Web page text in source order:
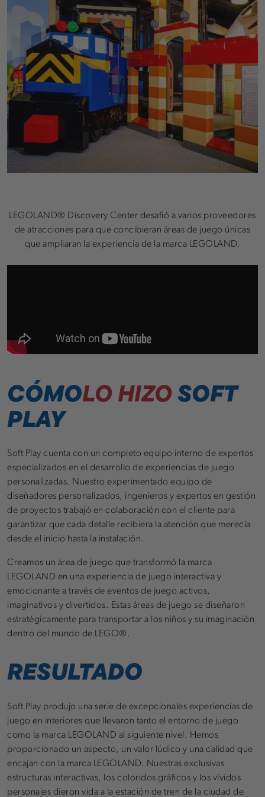
LEGOLAND® Discovery Center desafió a varios proveedores
de atracciones para que concibieran áreas de juego únicas
que ampliaran la experiencia de la marca LEGOLAND.
CÓMOLO HIZOSOFT
PLAY
Soft Play cuenta con un completo equipo interno de expertos
especializados en el desarrollo de experiencias de juego
personalizadas. Nuestro experimentado equipo de
diseñadores personalizados, ingenieros y expertos en gestión
de proyectos trabajó en colaboración con el cliente para
garantizar que cada detalle recibiera la atención que merecía
desde el inicio hasta la instalación.
Creamos un área de juego que transformó la marca
LEGOLAND en una experiencia de juego interactiva y
emocionante a través de eventos de juego activos,
imaginativos y divertidos. Estas áreas de juego se diseñaron
estratégicamente para transportar a los niños y su imaginación
dentro del mundo de LEGO®.
RESULTADO
Soft Play produjo una serie de excepcionales experiencias de
juego en interiores que llevaron tanto el entorno de juego
como la marca LEGOLAND al siguiente nivel. Hemos
proporcionado un aspecto, un valor lúdico y una calidad que
encajan con la marca LEGOLAND. Nuestras exclusivas
estructuras interactivas, los coloridos gráficos y los vívidos
personajes dieron vida a la estación de tren de la ciudad de